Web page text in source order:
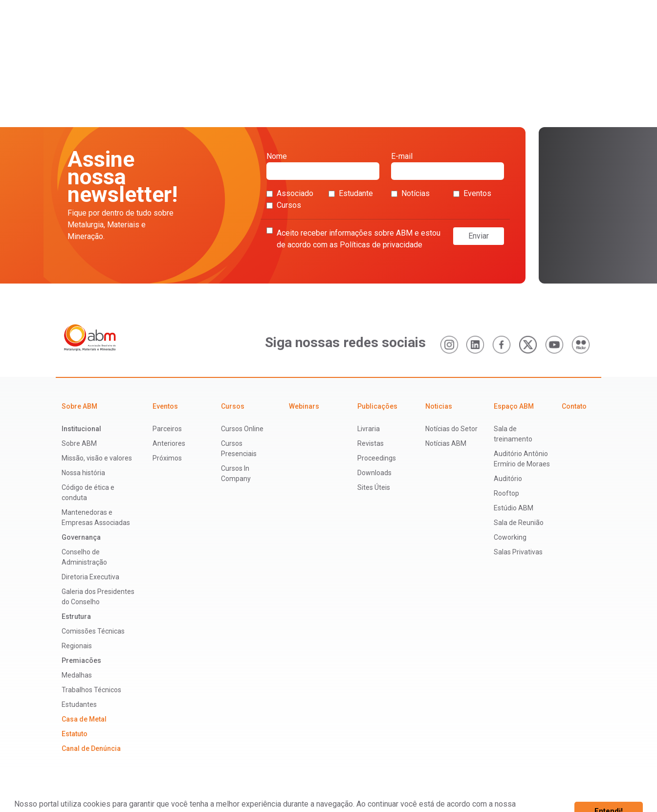
Nosso portal utiliza cookies para garantir que você tenha a melhor experiência durante a navegação. Ao continuar você está de acordo com a nossa
Assine
nossa
newsletter!
Fique por dentro de tudo sobre
Metalurgia, Materiais e
Mineração.
Nome E-mail
Associado Estudante Notícias
Eventos
Cursos
Aceito receber informações sobre ABM e estou
de acordo com as Políticas de privacidade
Enviar
Siga nossas redes sociais
Sobre ABM
Institucional
Sobre ABM
Missão, visão e valores
Nossa história
Código de ética e
conduta
Mantenedoras e
Empresas Associadas
Governança
Conselho de
Administração
Diretoria Executiva
Galeria dos Presidentes
do Conselho
Estrutura
Comissões Técnicas
Regionais
Premiacões
Medalhas
Trabalhos Técnicos
Estudantes
Casa de Metal
Estatuto
Canal de Denúncia
Eventos
Parceiros
Anteriores
Próximos
Cursos
Cursos Online
Cursos
Presenciais
Cursos In
Company
Webinars Publicações
Livraria
Revistas
Proceedings
Downloads
Sites Úteis
Noticias
Notícias do Setor
Notícias ABM
Espaço ABM
Sala de
treinamento
Auditório Antônio
Ermírio de Moraes
Auditório
Rooftop
Estúdio ABM
Sala de Reunião
Coworking
Salas Privativas
Contato